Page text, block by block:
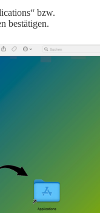
bzw.
bestätigen.